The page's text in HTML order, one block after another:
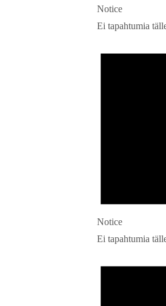
Notice
Ei tapahtumia
Notice
Ei tapahtumia